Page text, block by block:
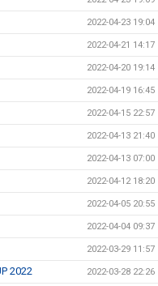
2022-04-23 19:04
2022-04-21 14:17
2022-04-20 19:14
2022-04-19 16:45
2022-04-15 22:57
2022-04-13 21:40
2022-04-13 07:00
2022-04-12 18:20
2022-04-05 20:55
2022-04-04 09:37
2022-03-29 11:57
2022 2022-03-28 22:26